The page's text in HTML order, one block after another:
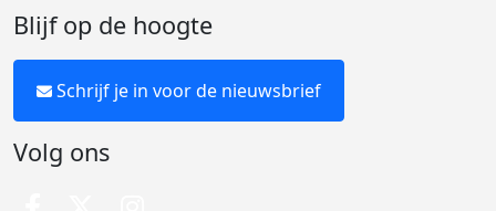
Blijf op de hoogte
Schrijf je in voor de nieuwsbrief
Volg ons